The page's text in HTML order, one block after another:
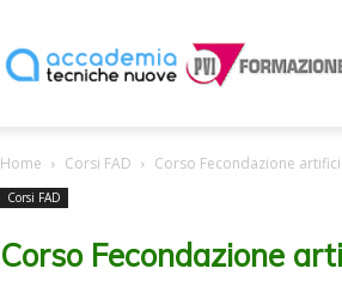
Home Corsi FAD Corso Fecondazione
Corsi FAD
Corso Fecondazione